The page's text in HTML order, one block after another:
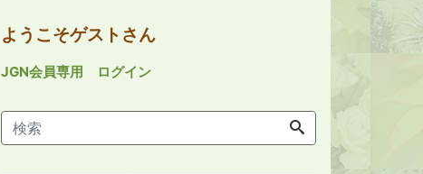
ようこそゲストさん
JGN会員専用 ログイン